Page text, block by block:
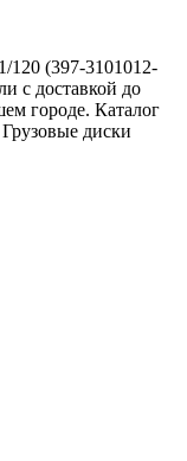
120 (397-3101012-
с доставкой до
городе. Каталог
диски